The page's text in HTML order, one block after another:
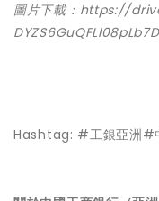
圖片下載： https://
Hashtag: #工銀亞洲#